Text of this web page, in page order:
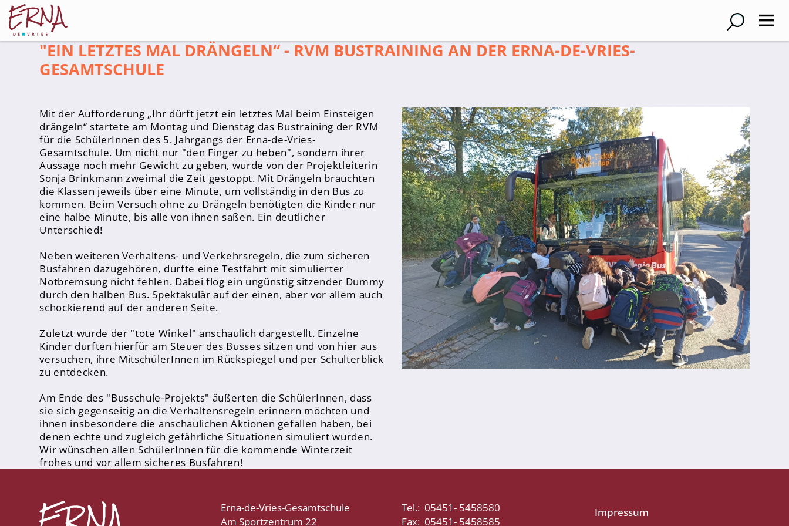
Kollegium
Lehrer*innen
Schulsozialarbeiter
Referendar*innen
Teams
Schüler*innen
Schüler*innenvertretung
Sporthelfer*innen
Sanitätsdienst
Förderverein
Elternvertreter*innen
Mitarbeiter*innen
Sekretär*innen
Hausmeister
Lehrer*innen Ausbildung
Referendariat
Suche
"EIN LETZTES MAL DRÄNGELN“ - RVM BUSTRAINING AN DER ERNA-DE-VRIES-
GESAMTSCHULE
Mit der Aufforderung „Ihr dürft jetzt ein letztes Mal beim Einsteigen
drängeln“ startete am Montag und Dienstag das Bustraining der RVM
für die SchülerInnen des 5. Jahrgangs der Erna-de-Vries-
Gesamtschule. Um nicht nur "den Finger zu heben", sondern ihrer
Aussage noch mehr Gewicht zu geben, wurde von der Projektleiterin
Sonja Brinkmann zweimal die Zeit gestoppt. Mit Drängeln brauchten
die Klassen jeweils über eine Minute, um vollständig in den Bus zu
kommen. Beim Versuch ohne zu Drängeln benötigten die Kinder nur
eine halbe Minute, bis alle von ihnen saßen. Ein deutlicher
Unterschied!
Neben weiteren Verhaltens- und Verkehrsregeln, die zum sicheren
Busfahren dazugehören, durfte eine Testfahrt mit simulierter
Notbremsung nicht fehlen. Dabei flog ein ungünstig sitzender Dummy
durch den halben Bus. Spektakulär auf der einen, aber vor allem auch
schockierend auf der anderen Seite.
Zuletzt wurde der "tote Winkel" anschaulich dargestellt. Einzelne
Kinder durften hierfür am Steuer des Busses sitzen und von hier aus
versuchen, ihre MitschülerInnen im Rückspiegel und per Schulterblick
zu entdecken.
Am Ende des "Busschule-Projekts" äußerten die SchülerInnen, dass
sie sich gegenseitig an die Verhaltensregeln erinnern möchten und
ihnen insbesondere die anschaulichen Aktionen gefallen haben, bei
denen echte und zugleich gefährliche Situationen simuliert wurden.
Wir wünschen allen SchülerInnen für die kommende Winterzeit
frohes und vor allem sicheres Busfahren!
Erna-de-Vries-Gesamtschule
Am Sportzentrum 22
Tel.: 05451- 5458580
Fax: 05451- 5458585
Impressum